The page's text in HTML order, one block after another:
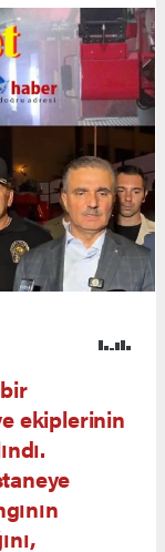
ekiplerinin